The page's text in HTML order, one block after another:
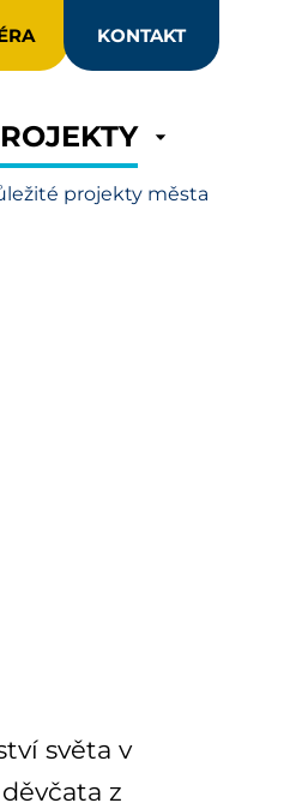
KONTAKT
projekty města
světa v
z